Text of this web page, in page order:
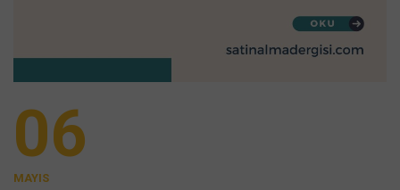
06
MAYIS